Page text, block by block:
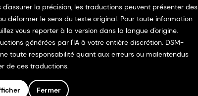
d'assurer la précision, les traductions peuvent présenter des
déformer le sens du texte original. Pour toute information
vous reporter à la version dans la langue d'origine.
générées par l'IA à votre entière discrétion. DSM-
toute responsabilité quant aux erreurs ou malentendus
de ces traductions.
Fermer